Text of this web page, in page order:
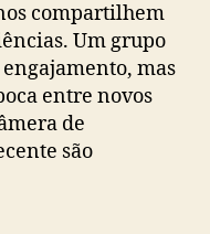
compartilhem
Um grupo
mas
entre novos
de
são